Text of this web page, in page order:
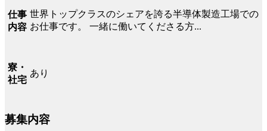
仕事
内容
世界トップクラスのシェアを誇る半導体製造工場での
お仕事です。 一緒に働いてくださる方...
寮・
社宅
あり
募集内容